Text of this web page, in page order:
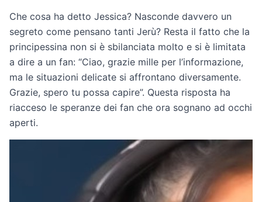
Che cosa ha detto Jessica? Nasconde davvero un
segreto come pensano tanti Jerù? Resta il fatto che la
principessina non si è sbilanciata molto e si è limitata
a dire a un fan: “Ciao, grazie mille per l’informazione,
ma le situazioni delicate si affrontano diversamente.
Grazie, spero tu possa capire”. Questa risposta ha
riacceso le speranze dei fan che ora sognano ad occhi
aperti.